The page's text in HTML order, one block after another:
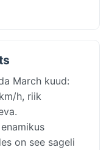
March kuud:
h, riik
on see sageli